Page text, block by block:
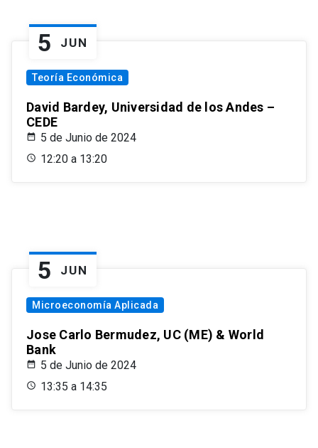
5 JUN
Teoría Económica
David Bardey, Universidad de los Andes –
CEDE
5 de Junio de 2024
12:20 a 13:20
5 JUN
Microeconomía Aplicada
Jose Carlo Bermudez, UC (ME) & World
Bank
5 de Junio de 2024
13:35 a 14:35